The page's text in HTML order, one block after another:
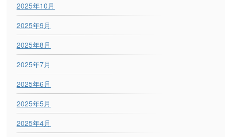
2025年10月
2025年9月
2025年8月
2025年7月
2025年6月
2025年5月
2025年4月